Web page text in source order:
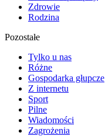
Zdrowie
Rodzina
Pozostałe
Tylko u nas
Różne
Gospodarka głupcze
Z internetu
Sport
Pilne
Wiadomości
Zagrożenia